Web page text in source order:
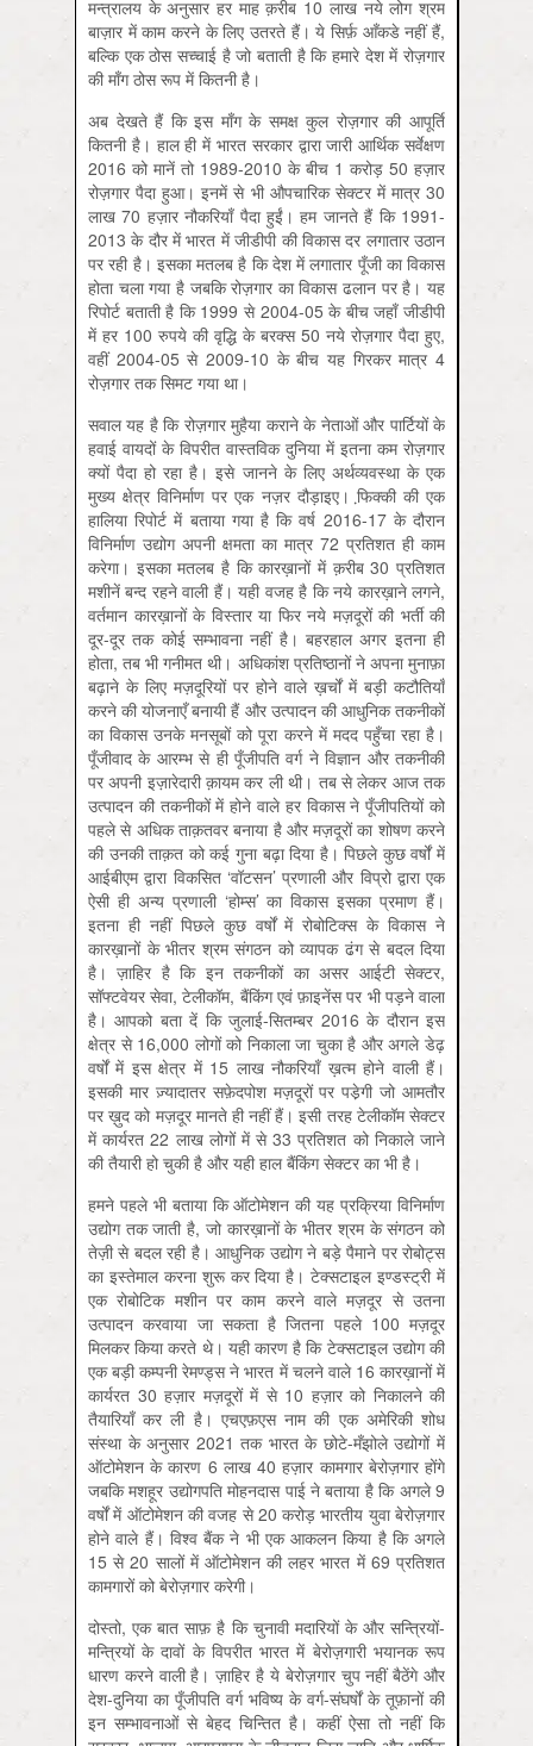
मन्त्रालय के अनुसार हर माह क़रीब 10 लाख नये लोग श्रम
बाज़ार में काम करने के लिए उतरते हैं। ये सिर्फ़ आँकडे नहीं हैं,
बल्कि एक ठोस सच्चाई है जो बताती है कि हमारे देश में रोज़गार
की माँग ठोस रूप में कितनी है।
अब देखते हैं कि इस माँग के समक्ष कुल रोज़गार की आपूर्ति
कितनी है। हाल ही में भारत सरकार द्वारा जारी आर्थिक सर्वेक्षण
2016 को मानें तो 1989-2010 के बीच 1 करोड़ 50 हज़ार
रोज़गार पैदा हुआ। इनमें से भी औपचारिक सेक्टर में मात्र 30
लाख 70 हज़ार नौकरियाँ पैदा हुईं। हम जानते हैं कि 1991-
2013 के दौर में भारत में जीडीपी की विकास दर लगातार उठान
पर रही है। इसका मतलब है कि देश में लगातार पूँजी का विकास
होता चला गया है जबकि रोज़गार का विकास ढलान पर है। यह
रिपोर्ट बताती है कि 1999 से 2004-05 के बीच जहाँ जीडीपी
में हर 100 रुपये की वृद्धि के बरक्स 50 नये रोज़गार पैदा हुए,
वहीं 2004-05 से 2009-10 के बीच यह गिरकर मात्र 4
रोज़गार तक सिमट गया था।
सवाल यह है कि रोज़गार मुहैया कराने के नेताओं और पार्टियों के
हवाई वायदों के विपरीत वास्तविक दुनिया में इतना कम रोज़गार
क्यों पैदा हो रहा है। इसे जानने के लिए अर्थव्यवस्था के एक
मुख्य क्षेत्र विनिर्माण पर एक नज़र दौड़ाइए। फि़क्की की एक
हालिया रिपोर्ट में बताया गया है कि वर्ष 2016-17 के दौरान
विनिर्माण उद्योग अपनी क्षमता का मात्र 72 प्रतिशत ही काम
करेगा। इसका मतलब है कि कारख़ानों में क़रीब 30 प्रतिशत
मशीनें बन्द रहने वाली हैं। यही वजह है कि नये कारख़ाने लगने,
वर्तमान कारख़ानों के विस्तार या फिर नये मज़दूरों की भर्ती की
दूर-दूर तक कोई सम्भावना नहीं है। बहरहाल अगर इतना ही
होता, तब भी गनीमत थी। अधिकांश प्रतिष्ठानों ने अपना मुनाफ़ा
बढ़ाने के लिए मज़दूरियों पर होने वाले ख़र्चों में बड़ी कटौतियाँ
करने की योजनाएँ बनायी हैं और उत्पादन की आधुनिक तकनीकों
का विकास उनके मनसूबों को पूरा करने में मदद पहुँचा रहा है।
पूँजीवाद के आरम्भ से ही पूँजीपति वर्ग ने विज्ञान और तकनीकी
पर अपनी इज़ारेदारी क़ायम कर ली थी। तब से लेकर आज तक
उत्पादन की तकनीकों में होने वाले हर विकास ने पूँजीपतियों को
पहले से अधिक ताक़तवर बनाया है और मज़दूरों का शोषण करने
की उनकी ताक़त को कई गुना बढ़ा दिया है। पिछले कुछ वर्षों में
आईबीएम द्वारा विकसित ‘वॉटसन’ प्रणाली और विप्रो द्वारा एक
ऐसी ही अन्य प्रणाली ‘होम्स’ का विकास इसका प्रमाण हैं।
इतना ही नहीं पिछले कुछ वर्षों में रोबोटिक्स के विकास ने
कारख़ानों के भीतर श्रम संगठन को व्यापक ढंग से बदल दिया
है। ज़ाहिर है कि इन तकनीकों का असर आईटी सेक्टर,
सॉफ्टवेयर सेवा, टेलीकॉम, बैंकिंग एवं फ़ाइनेंस पर भी पड़ने वाला
है। आपको बता दें कि जुलाई-सितम्बर 2016 के दौरान इस
क्षेत्र से 16,000 लोगों को निकाला जा चुका है और अगले डेढ़
वर्षों में इस क्षेत्र में 15 लाख नौकरियाँ ख़त्म होने वाली हैं।
इसकी मार ज़्यादातर सफ़ेदपोश मज़दूरों पर पडे़गी जो आमतौर
पर ख़ुद को मज़दूर मानते ही नहीं हैं। इसी तरह टेलीकॉम सेक्टर
में कार्यरत 22 लाख लोगों में से 33 प्रतिशत को निकाले जाने
की तैयारी हो चुकी है और यही हाल बैंकिंग सेक्टर का भी है।
हमने पहले भी बताया कि ऑटोमेशन की यह प्रक्रिया विनिर्माण
उद्योग तक जाती है, जो कारख़ानों के भीतर श्रम के संगठन को
तेज़ी से बदल रही है। आधुनिक उद्योग ने बड़े पैमाने पर रोबोट्स
का इस्तेमाल करना शुरू कर दिया है। टेक्सटाइल इण्डस्ट्री में
एक रोबोटिक मशीन पर काम करने वाले मज़दूर से उतना
उत्पादन करवाया जा सकता है जितना पहले 100 मज़दूर
मिलकर किया करते थे। यही कारण है कि टेक्सटाइल उद्योग की
एक बड़ी कम्पनी रेमण्ड्स ने भारत में चलने वाले 16 कारख़ानों में
कार्यरत 30 हज़ार मज़दूरों में से 10 हज़ार को निकालने की
तैयारियाँ कर ली है। एचएफ़एस नाम की एक अमेरिकी शोध
संस्था के अनुसार 2021 तक भारत के छोटे-मँझोले उद्योगों में
ऑटोमेशन के कारण 6 लाख 40 हज़ार कामगार बेरोज़गार होंगे
जबकि मशहूर उद्योगपति मोहनदास पाई ने बताया है कि अगले 9
वर्षों में ऑटोमेशन की वजह से 20 करोड़ भारतीय युवा बेरोज़गार
होने वाले हैं। विश्व बैंक ने भी एक आकलन किया है कि अगले
15 से 20 सालों में ऑटोमेशन की लहर भारत में 69 प्रतिशत
कामगारों को बेरोज़गार करेगी।
दोस्तो, एक बात साफ़ है कि चुनावी मदारियों के और सन्त्रियों-
मन्त्रियों के दावों के विपरीत भारत में बेरोज़गारी भयानक रूप
धारण करने वाली है। ज़ाहिर है ये बेरोज़गार चुप नहीं बैठेंगे और
देश-दुनिया का पूँजीपति वर्ग भविष्य के वर्ग-संघर्षों के तूफ़ानों की
इन सम्भावनाओं से बेहद चिन्तित‍ है। कहीं ऐसा तो नहीं कि